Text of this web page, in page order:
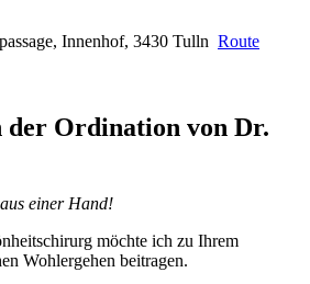
Innenhof, 3430 Tulln Route
Ordination von Dr.
einer Hand!
möchte ich zu Ihrem
Wohlergehen beitragen.